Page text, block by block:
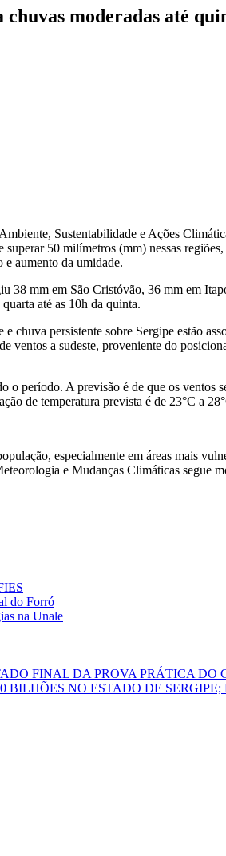
chuvas moderadas até
Sustentabilidade e Ações
50 milímetros (mm) nessas
e aumento da umidade.
38 mm em São Cristóvão, 36 mm em
até as 10h da quinta.
chuva persistente sobre Sergipe estão
ventos a sudeste, proveniente do
período. A previsão é de que os
de temperatura prevista é de 23°C a
especialmente em áreas mais
e Mudanças Climáticas segue
do Forró
na Unale
FINAL DA PROVA PRÁTICA DO
NO ESTADO DE